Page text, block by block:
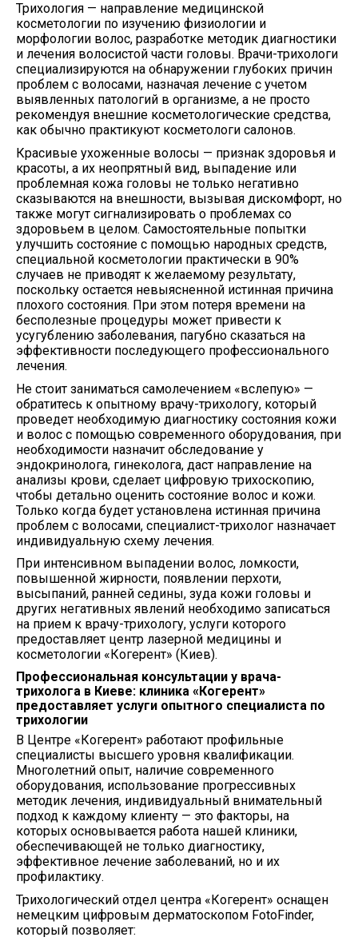
Трихология — направление медицинской
косметологии по изучению физиологии и
морфологии волос, разработке методик диагностики
и лечения волосистой части головы. Врачи-трихологи
специализируются на обнаружении глубоких причин
проблем с волосами, назначая лечение с учетом
выявленных патологий в организме, а не просто
рекомендуя внешние косметологические средства,
как обычно практикуют косметологи салонов.
Красивые ухоженные волосы — признак здоровья и
красоты, а их неопрятный вид, выпадение или
проблемная кожа головы не только негативно
сказываются на внешности, вызывая дискомфорт, но
также могут сигнализировать о проблемах со
здоровьем в целом. Самостоятельные попытки
улучшить состояние с помощью народных средств,
специальной косметологии практически в 90%
случаев не приводят к желаемому результату,
поскольку остается невыясненной истинная причина
плохого состояния. При этом потеря времени на
бесполезные процедуры может привести к
усугублению заболевания, пагубно сказаться на
эффективности последующего профессионального
лечения.
Не стоит заниматься самолечением «вслепую» —
обратитесь к опытному врачу-трихологу, который
проведет необходимую диагностику состояния кожи
и волос с помощью современного оборудования, при
необходимости назначит обследование у
эндокринолога, гинеколога, даст направление на
анализы крови, сделает цифровую трихоскопию,
чтобы детально оценить состояние волос и кожи.
Только когда будет установлена истинная причина
проблем с волосами, специалист-трихолог назначает
индивидуальную схему лечения.
При интенсивном выпадении волос, ломкости,
повышенной жирности, появлении перхоти,
высыпаний, ранней седины, зуда кожи головы и
других негативных явлений необходимо записаться
на прием к врачу-трихологу, услуги которого
предоставляет центр лазерной медицины и
косметологии «Когерент» (Киев).
Профессиональная консультации у врача-
трихолога в Киеве: клиника «Когерент»
предоставляет услуги опытного специалиста по
трихологии
В Центре «Когерент» работают профильные
специалисты высшего уровня квалификации.
Многолетний опыт, наличие современного
оборудования, использование прогрессивных
методик лечения, индивидуальный внимательный
подход к каждому клиенту — это факторы, на
которых основывается работа нашей клиники,
обеспечивающей не только диагностику,
эффективное лечение заболеваний, но и их
профилактику.
Трихологический отдел центра «Когерент» оснащен
немецким цифровым дерматоскопом FotoFinder,
который позволяет: